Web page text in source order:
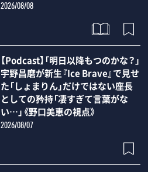
2026/08/08
【Podcast】「明日以降もつのかな？」
宇野昌磨が新生『Ice Brave』で見せ
た「しょまりん」だけではない座長
としての矜持「凄すぎて言葉がな
い…」《野口美恵の視点》
2026/08/07